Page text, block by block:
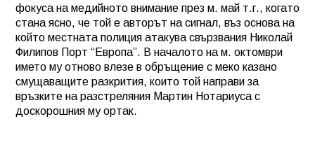
фокуса на медийното внимание през м. май т.г., когато
стана ясно, че той е авторът на сигнал, въз основа на
който местната полиция атакува свързвания Николай
Филипов Порт “Европа”. В началото на м. октомври
името му отново влезе в обръщение с меко казано
смущаващите разкрития, които той направи за
връзките на разстреляния Мартин Нотариуса с
доскорошния му ортак.